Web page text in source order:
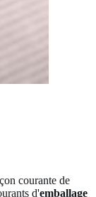
courante de
d'emballage